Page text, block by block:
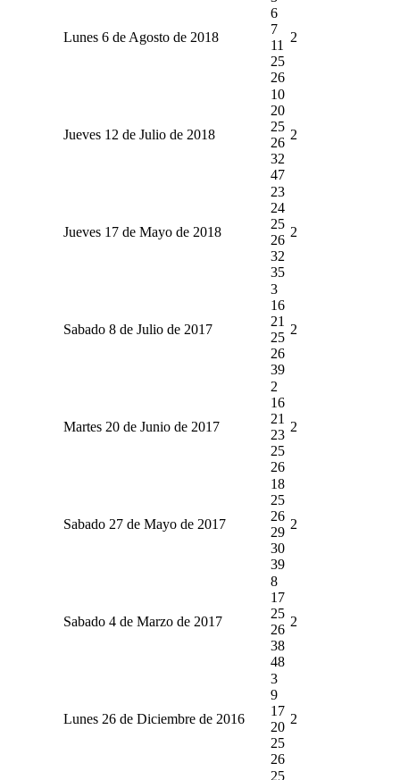
Lunes 6 de Agosto de 2018
6
7
11
25
26
2
Jueves 12 de Julio de 2018
10
20
25
26
32
47
2
Jueves 17 de Mayo de 2018
23
24
25
26
32
35
2
Sabado 8 de Julio de 2017
3
16
21
25
26
39
2
Martes 20 de Junio de 2017
2
16
21
23
25
26
2
Sabado 27 de Mayo de 2017
18
25
26
29
30
39
2
Sabado 4 de Marzo de 2017
8
17
25
26
38
48
2
Lunes 26 de Diciembre de 2016
3
9
17
20
25
26
2
25